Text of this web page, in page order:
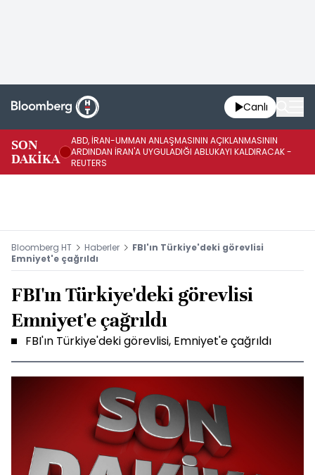
Canlı
SON
DAKİKA
ABD, İRAN-UMMAN ANLAŞMASININ AÇIKLANMASININ
ARDINDAN İRAN'A UYGULADIĞI ABLUKAYI KALDIRACAK -
REUTERS
Bloomberg HT Haberler
FBI'ın Türkiye'deki görevlisi
Emniyet'e çağrıldı
FBI'ın Türkiye'deki görevlisi
Emniyet'e çağrıldı
FBI'ın Türkiye'deki görevlisi, Emniyet'e çağrıldı